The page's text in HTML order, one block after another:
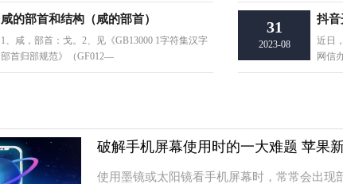
咸的部首和结构（咸的部首）
1、咸，部首：戈。2、见《GB13000 1字符集汉字
部首归部规范》（GF012—
31
2023-08
近日
网信
破解手机屏幕使用时的一大难题 苹果
使用墨镜或太阳镜看手机屏幕时，常常会出现